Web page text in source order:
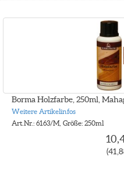
Borma Holzfarbe, 250ml,
Weitere Artikelinfos
Art.Nr.: 6163/M, Größe: 250ml